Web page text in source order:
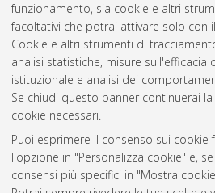
funzionamento, sia cookie e altri
facoltativi che potrai attivare solo con
Cookie e altri strumenti di
analisi statistiche, misure sull'efficacia
istituzionale e analisi dei
Se chiudi questo banner continuerai
cookie necessari.
Puoi esprimere il consenso sui cookie
l'opzione in "Personalizza cookie" e,
consensi più specifici in "Mostra
Gestione del
Atom
Rss 1.0